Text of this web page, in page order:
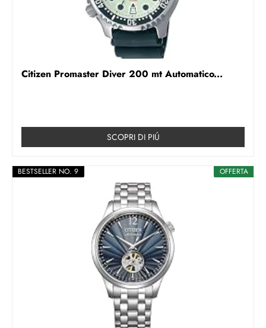
Citizen Promaster Diver 200 mt Automatico...
SCOPRI DI PIÚ
OFFERTA
BESTSELLER NO. 9